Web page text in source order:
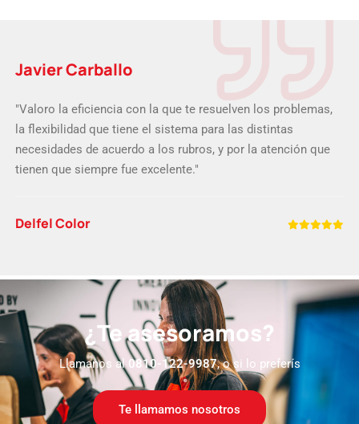
Javier Carballo
"Valoro la eficiencia con la que te resuelven los problemas,
la flexibilidad que tiene el sistema para las distintas
necesidades de acuerdo a los rubros, y por la atención que
tienen que siempre fue excelente."
Delfel Color
¿Te asesoramos?
Llamanos al 0810-122-9987, o si lo preferís
Te llamamos nosotros